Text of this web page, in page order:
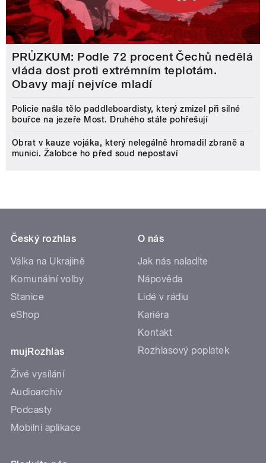
PRŮZKUM: Podle 72 procent Čechů nedělá
vláda dost proti extrémním teplotám.
Obavy mají nejvíce mladí
Policie našla tělo paddleboardisty, který zmizel při silné
bouřce na jezeře Most. Druhého stále pohřešují
Obrat v kauze vojáka, který nelegálně hromadil zbraně a
munici. Žalobce ho před soud nepostaví
Český rozhlas
Válka na Ukrajině
Komunální volby
Stanice
eShop
mujRozhlas
Živé vysílání
Audioarchiv
Podcasty
Mobilní aplikace
O nás
Jak nás naladíte
Nápověda
Lidé v rádiu
Kariéra
Kontakt
Rozhlasový poplatek